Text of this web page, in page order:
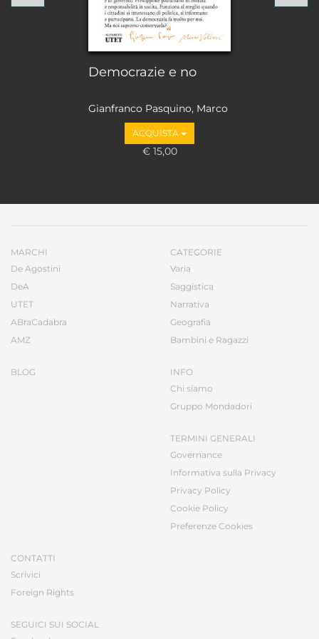
Democrazie e no
Gianfranco Pasquino, Marco
Valbruzzi
ACQUISTA
€ 15,00
MARCHI
De Agostini
DeA
UTET
ABraCadabra
AMZ
BLOG
CATEGORIE
Varia
Saggistica
Narrativa
Geografia
Bambini e Ragazzi
INFO
Chi siamo
Gruppo Mondadori
TERMINI GENERALI
Governance
Informativa sulla Privacy
Privacy Policy
Cookie Policy
Preferenze Cookies
CONTATTI
Scrivici
Foreign Rights
SEGUICI SUI SOCIAL